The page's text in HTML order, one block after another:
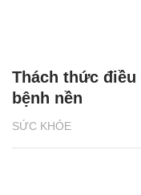
SỨC KHỎE
Thách thức
bệnh nền